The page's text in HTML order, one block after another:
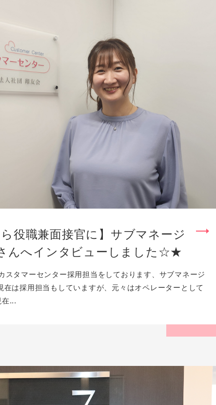
役職兼面接官に】サブマネージ
んへインタビューしました☆★
タマーセンター採用担当をしております、サブマネージ
在は採用担当もしていますが、元々はオペレーターとして
在...